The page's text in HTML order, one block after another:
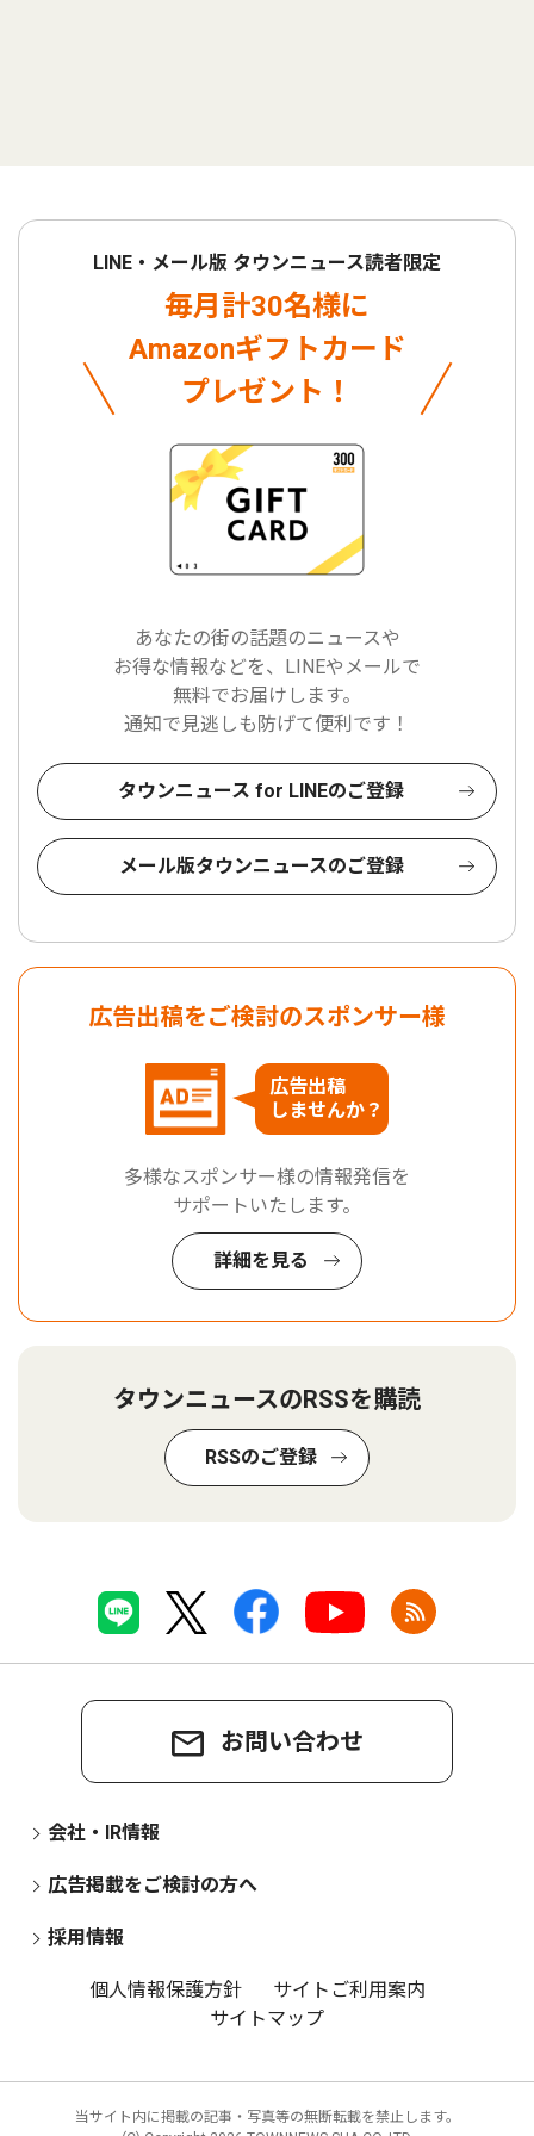
LINE・メール版 タウンニュース読者限定
毎月計30名様に
Amazonギフトカード
プレゼント！
あなたの街の話題のニュースや
お得な情報などを、LINEやメールで
無料でお届けします。
通知で見逃しも防げて便利です！
タウンニュース for LINEのご登録
メール版タウンニュースのご登録
広告出稿をご検討のスポンサー様
広告出稿
しませんか？
多様なスポンサー様の情報発信を
サポートいたします。
詳細を見る
タウンニュースのRSSを購読
RSSのご登録
お問い合わせ
会社・IR情報
広告掲載をご検討の方へ
採用情報
個人情報保護方針
サイトご利用案内
サイトマップ
当サイト内に掲載の記事・写真等の無断転載を禁止します。